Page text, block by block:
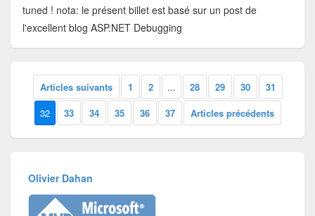
tuned ! nota: le présent billet est basé sur un post de
l'excellent blog ASP.NET Debugging
Articles suivants 1 2 ... 28 29 30
31
32
33 34 35 36 37 Articles précédents
Olivier Dahan